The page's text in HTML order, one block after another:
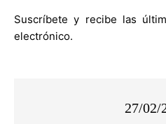
Suscríbete y recibe las
electrónico.
27/02/